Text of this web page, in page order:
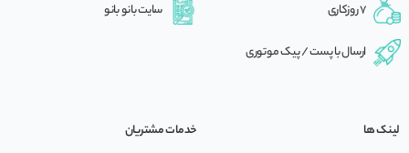
7 روزکاری سایت بانو بانو
ارسال با پست / پیک موتوری
لینک ها
خدمات مشتریان